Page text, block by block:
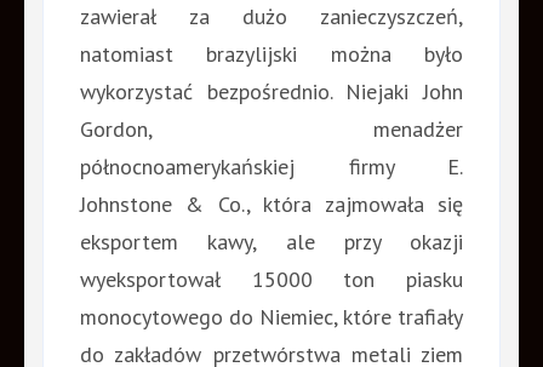
zawierał za dużo zanieczyszczeń,
natomiast brazylijski można było
wykorzystać bezpośrednio. Niejaki John
Gordon, menadżer
północnoamerykańskiej firmy E.
Johnstone & Co., która zajmowała się
eksportem kawy, ale przy okazji
wyeksportował 15000 ton piasku
monocytowego do Niemiec, które trafiały
do zakładów przetwórstwa metali ziem